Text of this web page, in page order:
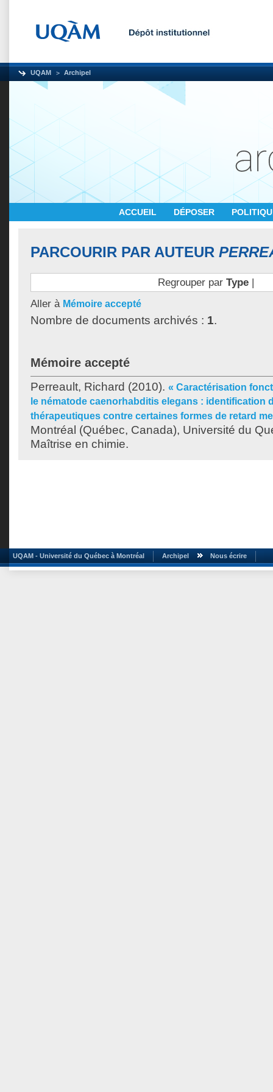
UQAM Archipel
ACCUEIL DÉPOSER
PARCOURIR PAR AUTEUR
Regrouper par Type|
Aller à Mémoire accepté
Nombre de documents archivés : 1.
Mémoire accepté
Perreault, Richard (2010). « Caractérisation
le nématode caenorhabditis elegans : identification
thérapeutiques contre certaines formes de retard
Montréal (Québec, Canada), Université du
Maîtrise en chimie.
UQAM - Université du Québec à Montréal Archipel Nous écrire